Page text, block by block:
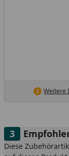
Weitere
Diese